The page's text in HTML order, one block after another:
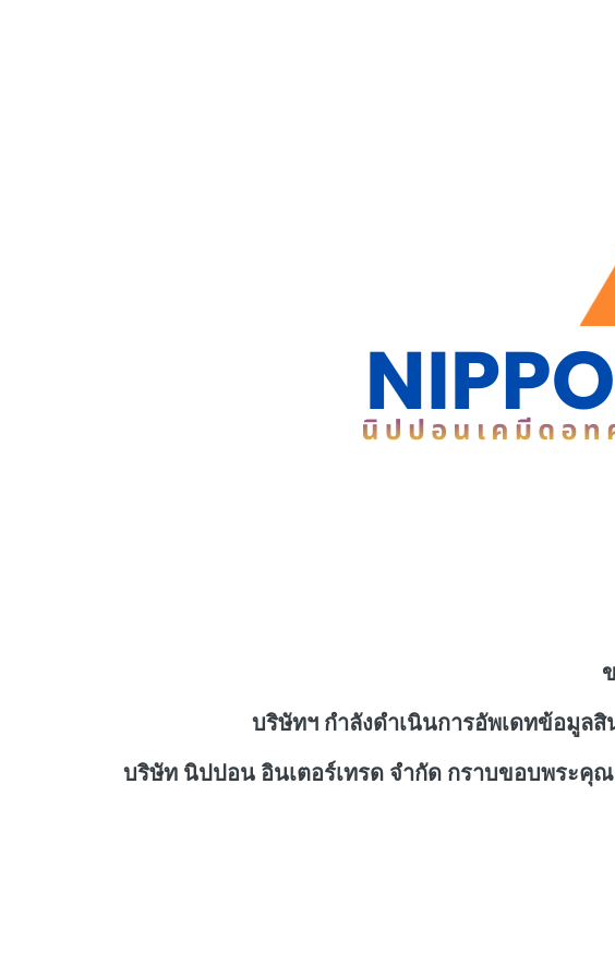
บริษัทฯ กำลังดำเนินการอัพเดทข้อมูล
บริษัท นิปปอน อินเตอร์เทรด จำกัด กราบขอบพระ